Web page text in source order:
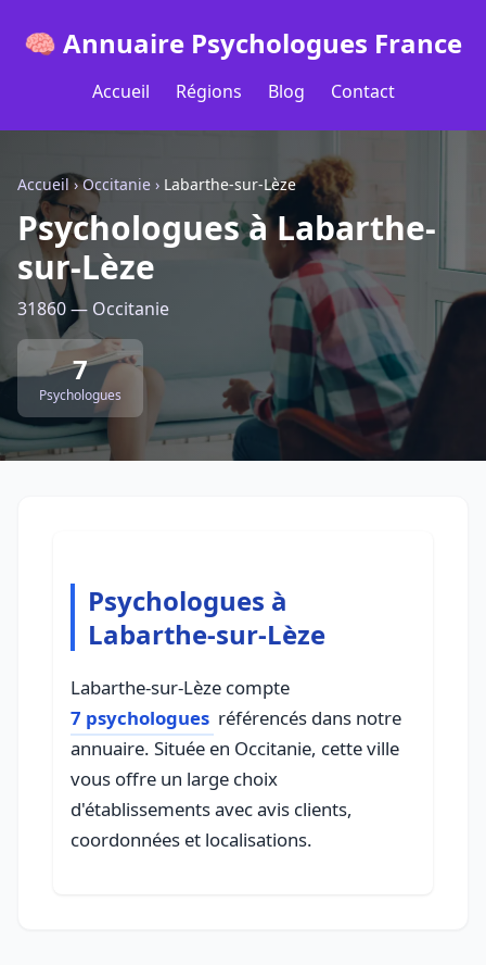
🧠 Annuaire Psychologues France
Accueil Régions Blog Contact
Accueil ›Occitanie › Labarthe-sur-Lèze
Psychologues à Labarthe-
sur-Lèze
31860 — Occitanie
7
Psychologues
Psychologues à
Labarthe-sur-Lèze
Labarthe-sur-Lèze compte
7 psychologues référencés dans notre
annuaire. Située en Occitanie, cette ville
vous offre un large choix
d'établissements avec avis clients,
coordonnées et localisations.